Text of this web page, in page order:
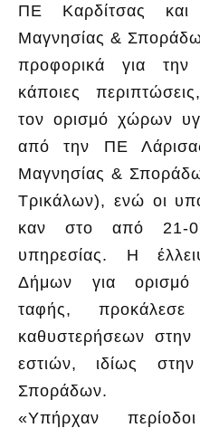
ΠΕ Καρδίτσας
Μαγνησίας &
προφορικά για
κάποιες
τον ορισμό χώρων
από την ΠΕ
Μαγνησίας &
Τρικάλων), ενώ οι
καν στο από 21-
υπηρεσίας. Η
Δήμων για ορισμό
ταφής, προκάλεσε
καθυστερήσεων στην
εστιών, ιδίως
Σποράδων.
«Υπήρχαν